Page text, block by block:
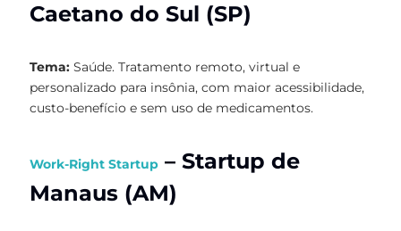
Caetano do Sul (SP)
Tema: Saúde. Tratamento remoto, virtual e
personalizado para insônia, com maior acessibilidade,
custo-benefício e sem uso de medicamentos.
Work-Right Startup – Startup de
Manaus (AM)